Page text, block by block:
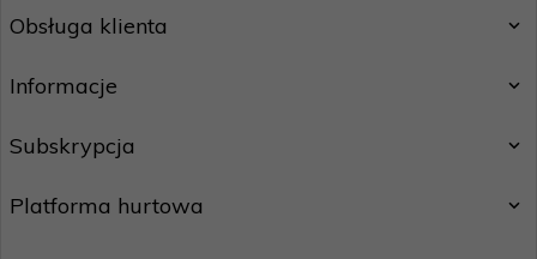
Obsługa klienta
Informacje
Subskrypcja
Platforma hurtowa